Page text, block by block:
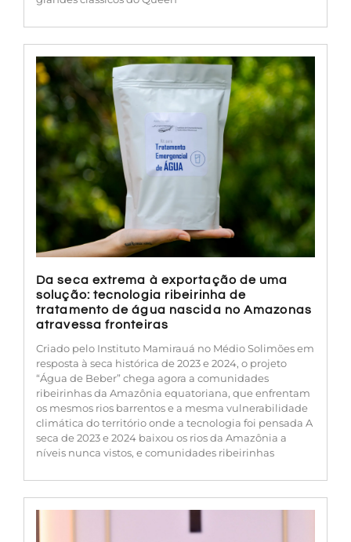
Da seca extrema à exportação de uma
solução: tecnologia ribeirinha de
tratamento de água nascida no Amazonas
atravessa fronteiras
Criado pelo Instituto Mamirauá no Médio Solimões em
resposta à seca histórica de 2023 e 2024, o projeto
“Água de Beber” chega agora a comunidades
ribeirinhas da Amazônia equatoriana, que enfrentam
os mesmos rios barrentos e a mesma vulnerabilidade
climática do território onde a tecnologia foi pensada A
seca de 2023 e 2024 baixou os rios da Amazônia a
níveis nunca vistos, e comunidades ribeirinhas